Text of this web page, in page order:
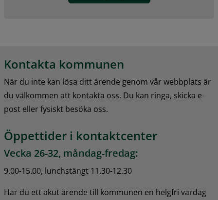
Kontakta kommunen
När du inte kan lösa ditt ärende genom vår webbplats är
du välkommen att kontakta oss. Du kan ringa, skicka e-
post eller fysiskt besöka oss.
Öppettider i kontaktcenter
Vecka 26-32, måndag-fredag:
9.00-15.00, lunchstängt 11.30-12.30
Har du ett akut ärende till kommunen en helgfri vardag